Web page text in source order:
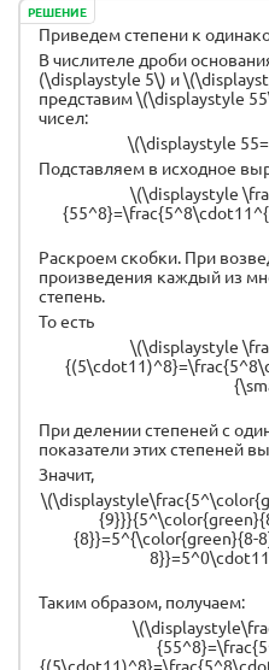
РЕШЕНИЕ
Приведем степени к
В числителе дроби
(\displaystyle 5\) и
представим \(\displaystyle
чисел:
\(\displaystyle
Подставляем в исходное
\(\displaystyle
Раскроем скобки. При
произведения каждый из
степень.
То есть
\(\displaystyle
При делении степеней с
показатели этих степеней
Значит,
{8}}=5^{\color{green}{8-
Таким образом, получаем: